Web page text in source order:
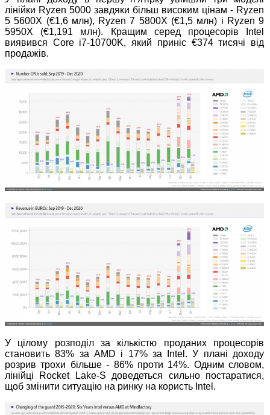
лінійки Ryzen 5000 завдяки більш високим цінам - Ryzen
5 5600X (€1,6 млн), Ryzen 7 5800X (€1,5 млн) і Ryzen 9
5950X (€1,191 млн). Кращим серед процесорів Intel
виявився Core i7-10700K, який приніс €374 тисячі від
продажів.
У цілому розподіл за кількістю проданих процесорів
становить 83% за AMD і 17% за Intel. У плані доходу
розрив трохи більше - 86% проти 14%. Одним словом,
лінійці Rocket Lake-S доведеться сильно постаратися,
щоб змінити ситуацію на ринку на користь Intel.